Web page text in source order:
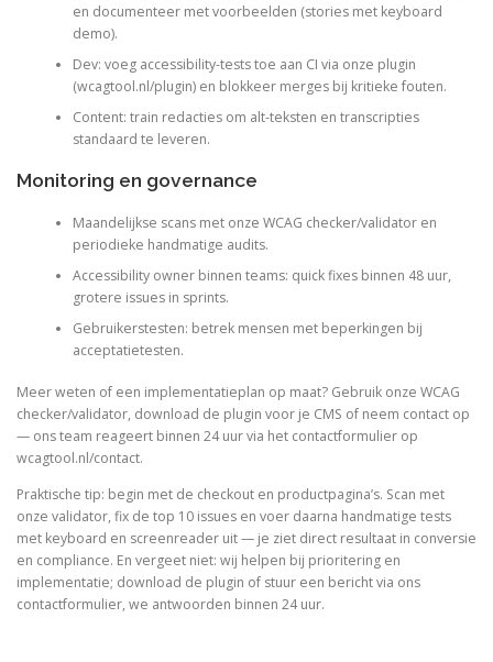
en documenteer met voorbeelden (stories met keyboard
demo).
Dev: voeg accessibility-tests toe aan CI via onze plugin
(wcagtool.nl/plugin) en blokkeer merges bij kritieke fouten.
Content: train redacties om alt-teksten en transcripties
standaard te leveren.
Monitoring en governance
Maandelijkse scans met onze WCAG checker/validator en
periodieke handmatige audits.
Accessibility owner binnen teams: quick fixes binnen 48 uur,
grotere issues in sprints.
Gebruikerstesten: betrek mensen met beperkingen bij
acceptatietesten.
Meer weten of een implementatieplan op maat? Gebruik onze WCAG
checker/validator, download de plugin voor je CMS of neem contact op
— ons team reageert binnen 24 uur via het contactformulier op
wcagtool.nl/contact.
Praktische tip: begin met de checkout en productpagina’s. Scan met
onze validator, fix de top 10 issues en voer daarna handmatige tests
met keyboard en screenreader uit — je ziet direct resultaat in conversie
en compliance. En vergeet niet: wij helpen bij prioritering en
implementatie; download de plugin of stuur een bericht via ons
contactformulier, we antwoorden binnen 24 uur.